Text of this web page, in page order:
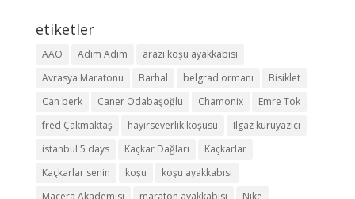
etiketler
AAO Adım Adım
arazi koşu ayakkabısı
Avrasya Maratonu
Barhal belgrad ormanı
Bisiklet
Can berk
Caner Odabaşoğlu Chamonix
Emre Tok
fred Çakmaktaş
hayırseverlik koşusu
Ilgaz kuruyazici
istanbul 5 days
Kaçkar Dağları
Kaçkarlar
Kaçkarlar senin
koşu
koşu ayakkabısı
Macera Akademisi
maraton ayakkabısı Nike